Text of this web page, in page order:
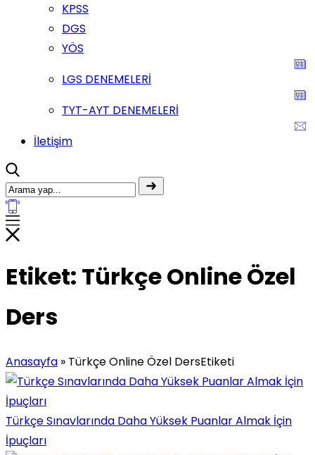
KPSS
DGS
YÖS
LGS DENEMELERİ
TYT-AYT DENEMELERİ
İletişim
Etiket: Türkçe Online Özel
Ders
Anasayfa » Türkçe Online Özel DersEtiketi
Türkçe Sınavlarında Daha Yüksek Puanlar Almak İçin
İpuçları